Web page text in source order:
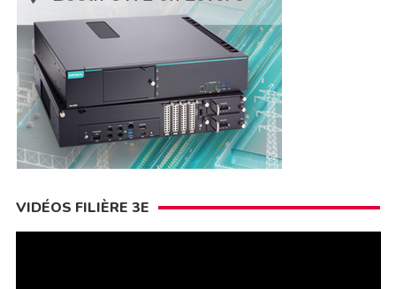
VIDÉOS FILIÈRE 3E